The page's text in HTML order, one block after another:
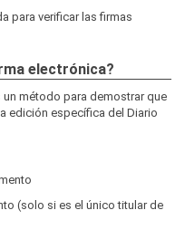
para verificar las firmas
electrónica?
método para demostrar que
edición específica del Diario
(solo si es el único titular de